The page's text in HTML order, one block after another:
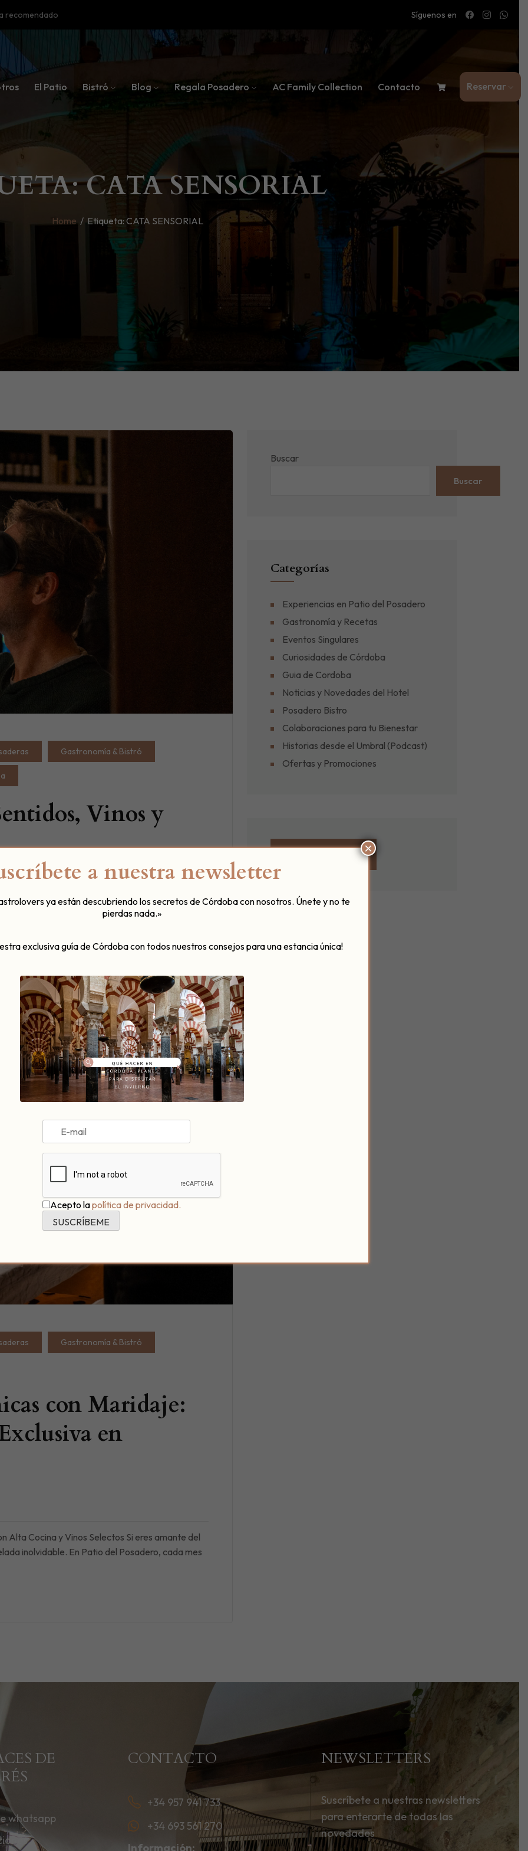
recomendado Síguenos en
El Patio Bistró Blog Regala Posadero AC Family Collection Contacto Reservar
CATA SENSORIAL
Home / Etiqueta: CATA SENSORIAL
Gastronomía & Bistró
Vinos y
Gastronómica y Sensorial Única –
en una velada inolvidable donde el vino y la
diseñada para
Gastronomía & Bistró
con Maridaje:
en
Alta Cocina y Vinos Selectos Si eres amante del
inolvidable. En Patio del Posadero, cada mes
Buscar
Buscar
Categorías
Experiencias en Patio del Posadero
Gastronomía y Recetas
Eventos Singulares
Curiosidades de Córdoba
Guia de Cordoba
Noticias y Novedades del Hotel
Posadero Bistro
Colaboraciones para tu Bienestar
Historias desde el Umbral (Podcast)
Ofertas y Promociones
VER EVENTOS
DE
whatsapp
CONTACTO
+34 957 941 733
+34 693 561 270
Información:
NEWSLETTERS
Suscríbete a nuestras newsletters
para enterarte de todas las
novedades
a nuestra newsletter
ya están descubriendo los secretos de Córdoba con nosotros. Únete y no te
pierdas nada.»
exclusiva guía de Córdoba con todos nuestros consejos para una estancia única!
Acepto lapolítica de privacidad.
×